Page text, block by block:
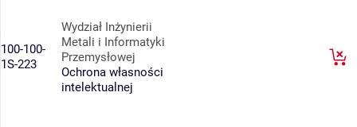
100-100-
1S-223
Wydział Inżynierii
Metali i Informatyki
Przemysłowej
Ochrona własności
intelektualnej